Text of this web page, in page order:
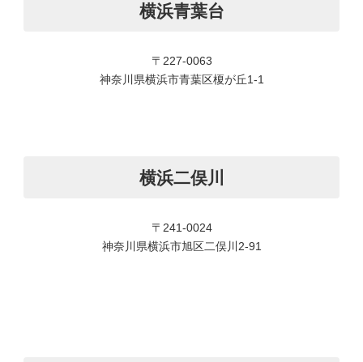
横浜青葉台
〒227-0063
神奈川県横浜市青葉区榎が丘1-1
横浜二俣川
〒241-0024
神奈川県横浜市旭区二俣川2-91